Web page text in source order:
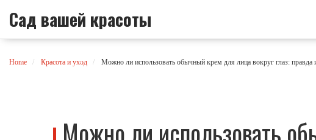
Сад вашей красоты
Home Красота и уход Можно ли использовать обычный крем для лица вокруг глаз:
Можно ли использовать